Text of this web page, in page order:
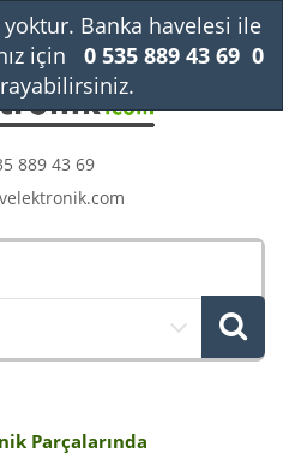
889 43 69
Parçalarında
yoktur. Banka havelesi ile
için
0 535 889 43 69 0